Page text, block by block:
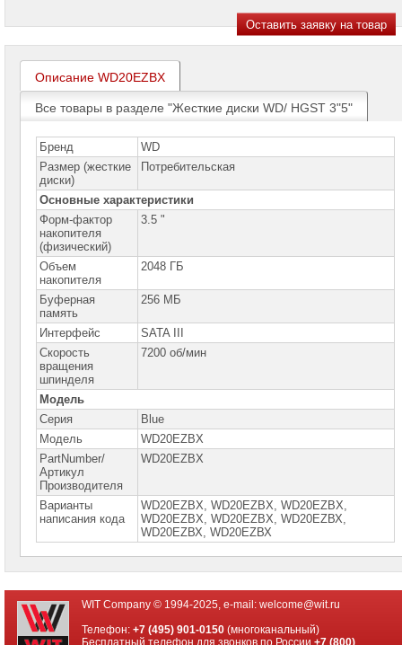
Name
Принтеры
плоттеры
МФУ
Серверы
Name
Пассивное
сетевое
оборудование
Активное
сетевое
оборудование
СХД
системы
хранения
данных
Компоненты
компьютеров
Платформы
малого
размера
Материнские
платы
Процессоры
Процессоры
Модули
памяти
Описание WD20EZBX
Все товары в разделе "Жесткие диски WD/ HGST 3"5"
Бренд
WD
Размер (жесткие
диски)
Потребительская
Основные характеристики
Форм-фактор
накопителя
(физический)
3.5 "
Объем
накопителя
2048 ГБ
Буферная
память
256 МБ
Интерфейс
SATA III
Скорость
вращения
шпинделя
7200 об/мин
Модель
Серия
Blue
Модель
WD20EZBX
PartNumber/
Артикул
Производителя
WD20EZBX
Варианты
написания кода
WD20EZBX, WD20EZBX, WD20EZВX,
WD20ЕZВX, WD20ЕZВX, WD20ЕZВХ,
WD20ЕZВХ, WD20ЕZВХ
WIT Company © 1994-2025, e-mail: welcome@wit.ru
Телефон:+7 (495) 901-0150 (многоканальный)
Бесплатный телефон для звонков по России+7 (800)